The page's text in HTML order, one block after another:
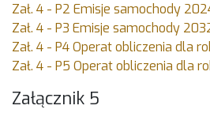
Zał. 4 - P2 Emisje samochody
Zał. 4 - P3 Emisje samochody
Zał. 4 - P4 Operat obliczenia dla
Zał. 4 - P5 Operat obliczenia dla
Załącznik 5